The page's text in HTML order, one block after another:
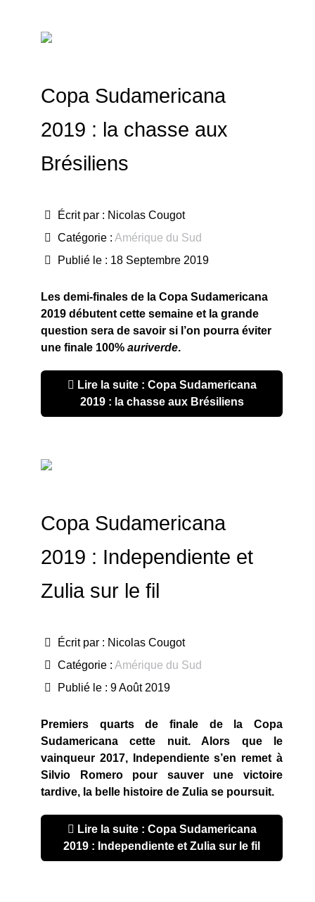
Copa Sudamericana
2019 : la chasse aux
Brésiliens
Écrit par : Nicolas Cougot
Catégorie : Amérique du Sud
Publié le : 18 Septembre 2019
Les demi-finales de la Copa Sudamericana
2019 débutent cette semaine et la grande
question sera de savoir si l’on pourra éviter
une finale 100% auriverde.
Lire la suite : Copa Sudamericana
2019 : la chasse aux Brésiliens
Copa Sudamericana
2019 : Independiente et
Zulia sur le fil
Écrit par : Nicolas Cougot
Catégorie : Amérique du Sud
Publié le : 9 Août 2019
Premiers quarts de finale de la Copa
Sudamericana cette nuit. Alors que le
vainqueur 2017, Independiente s’en remet à
Silvio Romero pour sauver une victoire
tardive, la belle histoire de Zulia se poursuit.
Lire la suite : Copa Sudamericana
2019 : Independiente et Zulia sur le fil